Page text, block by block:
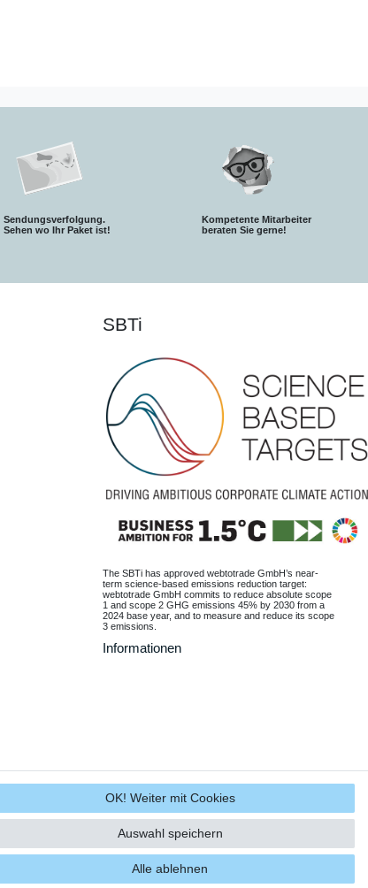
Sendungsverfolgung.
Sehen wo Ihr Paket ist!
Kompetente Mitarbeiter
beraten Sie gerne!
SBTi
The SBTi has approved webtotrade GmbH’s near-
term science-based emissions reduction target:
webtotrade GmbH commits to reduce absolute scope
1 and scope 2 GHG emissions 45% by 2030 from a
2024 base year, and to measure and reduce its scope
3 emissions.
Informationen
OK! Weiter mit Cookies
Alle ablehnen
Auswahl speichern